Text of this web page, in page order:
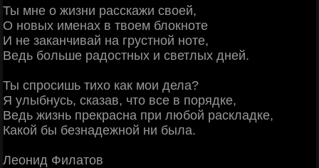
Ты мне о жизни расскажи своей,
О новых именах в твоем блокноте
И не заканчивай на грустной ноте,
Ведь больше радостных и светлых дней.
Ты спросишь тихо как мои дела?
Я улыбнусь, сказав, что все в порядке,
Ведь жизнь прекрасна при любой раскладке,
Какой бы безнадежной ни была.
Леонид Филатов